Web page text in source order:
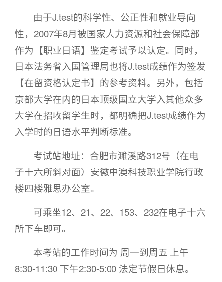
由于J.test的科学性、公正性和就业导向
性，2007年8月被国家人力资源和社会保障部
作为【职业日语】鉴定考试予以认定。同时，
日本法务省入国管理局也将J.test成绩作为签发
【在留资格认定书】的参考资料。另外，包括
京都大学在内的日本顶级国立大学入其他众多
大学在招收留学生时，都明确把J.test成绩作为
入学时的日语水平判断标准。
考试站地址：合肥市濉溪路312号（在电
子十六所斜对面）安徽中澳科技职业学院行政
楼四楼雅思办公室。
可乘坐12、21、22、153、232在电子十六
所下车即可。
本考站的工作时间为 周一到周五 上午
8:30-11:30 下午2:30-5:00 法定节假日休息。